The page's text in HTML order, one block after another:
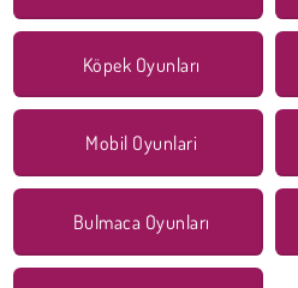
Köpek Oyunları
Mobil Oyunlari
Bulmaca Oyunları